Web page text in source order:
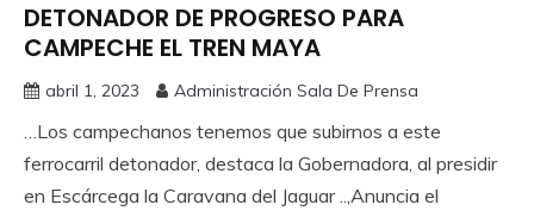
DETONADOR DE PROGRESO PARA
CAMPECHE EL TREN MAYA
abril 1, 2023 Administración Sala De Prensa
…Los campechanos tenemos que subirnos a este
ferrocarril detonador, destaca la Gobernadora, al presidir
en Escárcega la Caravana del Jaguar ..,Anuncia el